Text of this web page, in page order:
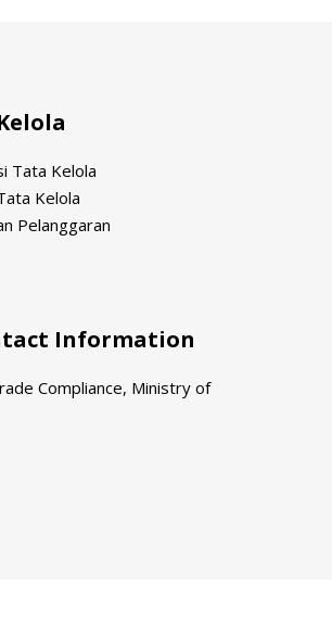
Tata Kelola
Kelola
Pelanggaran
Information
Compliance, Ministry of